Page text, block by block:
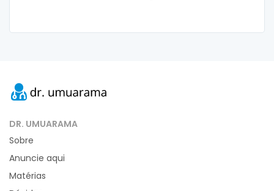
DR. UMUARAMA
Sobre
Anuncie aqui
Matérias